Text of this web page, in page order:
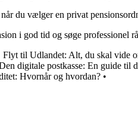
du vælger en privat
i god tid og søge
Flyt til Udlandet: Alt, du skal vide
digitale postkasse: En guide til
Hvornår og hvordan? •